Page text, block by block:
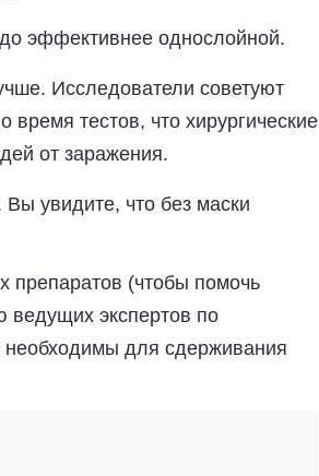
эффективнее однослойной.
Исследователи советуют
тестов, что хирургические
от заражения.
Вы увидите, что без маски
препаратов (чтобы помочь
ведущих экспертов по
для сдерживания